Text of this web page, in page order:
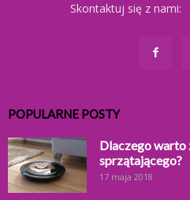
Skontaktuj się z nami:
POPULARNE POSTY
Dlaczego warto
sprzątającego?
17 maja 2018